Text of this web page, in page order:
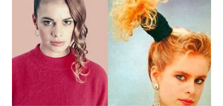
TANJUNG
LESUNG
KARO
WN
SIMALUNGUN